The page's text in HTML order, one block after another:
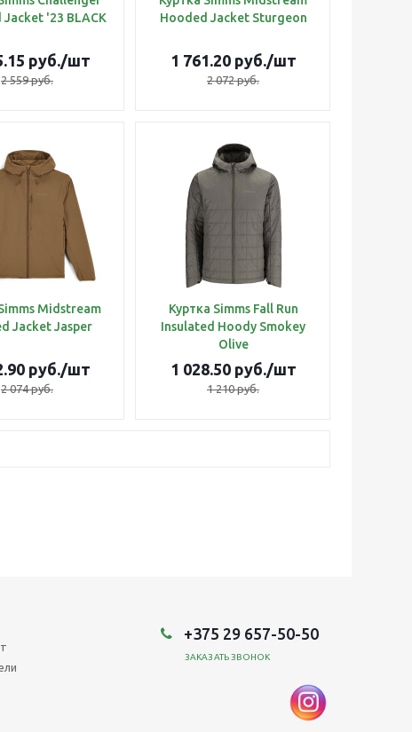
Jacket '23 BLACK
руб./шт
2 559руб.
Hooded Jacket Sturgeon
1 761.20руб./шт
2 072руб.
Midstream
Jacket Jasper
руб./шт
2 074руб.
Куртка Simms Fall Run
Insulated Hoody Smokey
Olive
1 028.50руб./шт
1 210руб.
+375 29 657-50-50
ЗАКАЗАТЬ ЗВОНОК